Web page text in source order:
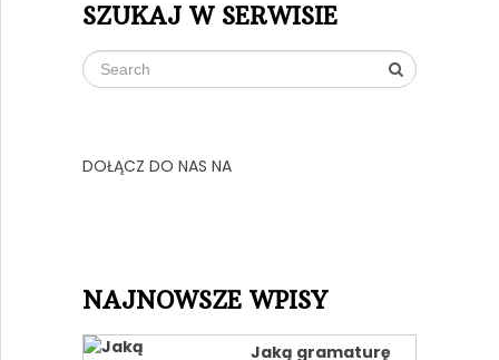
SZUKAJ W SERWISIE
DOŁĄCZ DO NAS NA
NAJNOWSZE WPISY
Jaką gramaturę